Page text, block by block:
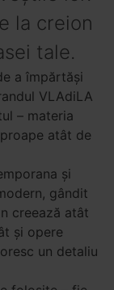
la creion
tale.
a împărtăși
VLAdiLA
– materia
atât de
și
gândit
creează atât
și opere
un detaliu